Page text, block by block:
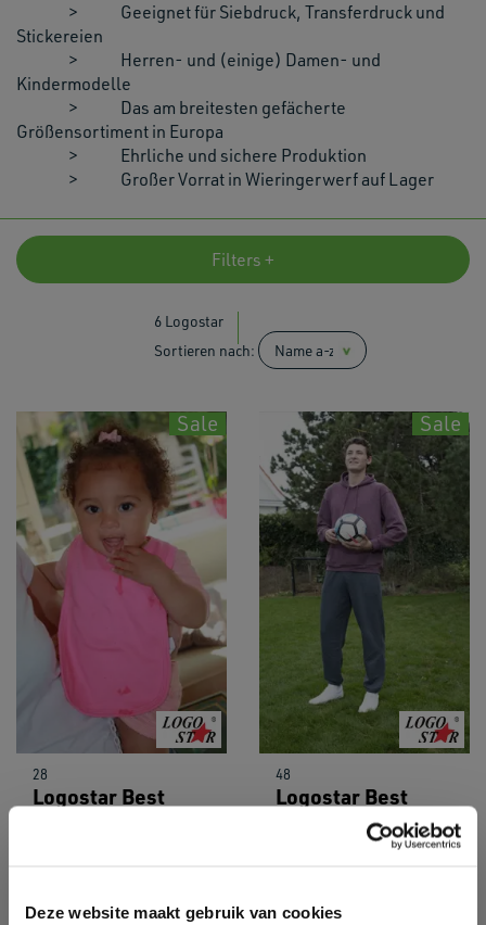
Deze website maakt gebruik van cookies
> Geeignet für Siebdruck, Transferdruck und
Stickereien
> Herren- und (einige) Damen- und
Kindermodelle
> Das am breitesten gefächerte
Größensortiment in Europa
> Ehrliche und sichere Produktion
> Großer Vorrat in Wieringerwerf auf Lager
Filters +
6 Logostar
Sortieren nach:
Sale
28
Logostar Best
Sale
48
Logostar Best
Deal Hooded -